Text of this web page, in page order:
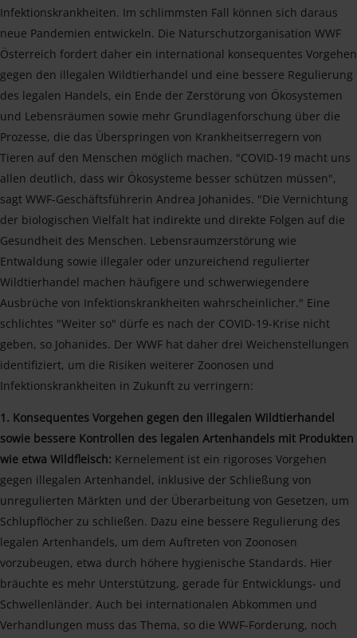
Infektionskrankheiten. Im schlimmsten Fall können sich daraus
neue Pandemien entwickeln. Die Naturschutzorganisation WWF
Österreich fordert daher ein international konsequentes Vorgehen
gegen den illegalen Wildtierhandel und eine bessere Regulierung
des legalen Handels, ein Ende der Zerstörung von Ökosystemen
und Lebensräumen sowie mehr Grundlagenforschung über die
Prozesse, die das Überspringen von Krankheitserregern von
Tieren auf den Menschen möglich machen. "COVID-19 macht uns
allen deutlich, dass wir Ökosysteme besser schützen müssen",
sagt WWF-Geschäftsführerin Andrea Johanides. "Die Vernichtung
der biologischen Vielfalt hat indirekte und direkte Folgen auf die
Gesundheit des Menschen. Lebensraumzerstörung wie
Entwaldung sowie illegaler oder unzureichend regulierter
Wildtierhandel machen häufigere und schwerwiegendere
Ausbrüche von Infektionskrankheiten wahrscheinlicher." Eine
schlichtes "Weiter so" dürfe es nach der COVID-19-Krise nicht
geben, so Johanides. Der WWF hat daher drei Weichenstellungen
identifiziert, um die Risiken weiterer Zoonosen und
Infektionskrankheiten in Zukunft zu verringern:
1. Konsequentes Vorgehen gegen den illegalen Wildtierhandel
sowie bessere Kontrollen des legalen Artenhandels mit Produkten
wie etwa Wildfleisch: Kernelement ist ein rigoroses Vorgehen
gegen illegalen Artenhandel, inklusive der Schließung von
unregulierten Märkten und der Überarbeitung von Gesetzen, um
Schlupflöcher zu schließen. Dazu eine bessere Regulierung des
legalen Artenhandels, um dem Auftreten von Zoonosen
vorzubeugen, etwa durch höhere hygienische Standards. Hier
bräuchte es mehr Unterstützung, gerade für Entwicklungs- und
Schwellenländer. Auch bei internationalen Abkommen und
Verhandlungen muss das Thema, so die WWF-Forderung, noch